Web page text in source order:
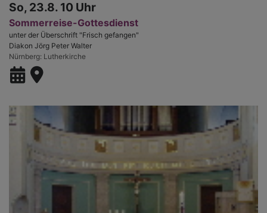
So, 23.8. 10 Uhr
Sommerreise-Gottesdienst
unter der Überschrift "Frisch gefangen"
Diakon Jörg Peter Walter
Nürnberg Lutherkirche